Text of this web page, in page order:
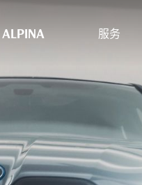
服务
产月为2021年7月（